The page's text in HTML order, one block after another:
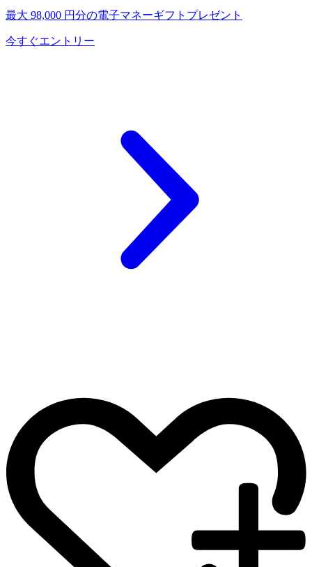
最大 98,000 円分の電子マネーギフトプレゼント
今すぐエントリー